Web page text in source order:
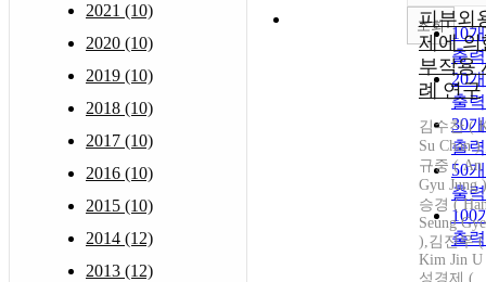
2021 (10)
2020 (10)
2019 (10)
2018 (10)
2017 (10)
2016 (10)
2015 (10)
2014 (12)
2013 (12)
10
출력
20
출력
30
출력
50
출력
100
출력
조회
피부외
제에 의
부작용
례 연구
김수찬 (
Su Chan )
규중 ( An
Gyu Jung
승경 (
Seung
),김진우 (
Kim Jin U
성경제 (